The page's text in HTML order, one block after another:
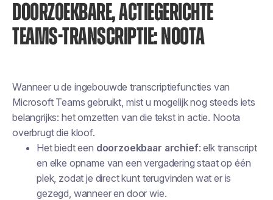
DOORZOEKBARE, ACTIEGERICHTE
TEAMS-TRANSCRIPTIE: NOOTA
Wanneer u de ingebouwde transcriptiefuncties van
Microsoft Teams gebruikt, mist u mogelijk nog steeds iets
belangrijks: het omzetten van die tekst inactie. Noota
overbrugt die kloof.
Het biedt een doorzoekbaar archief: elk transcript
en elke opname van een vergadering staat op één
plek, zodat je direct kunt terugvinden wat er is
gezegd, wanneer en door wie.